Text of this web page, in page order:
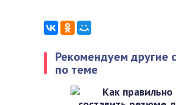
Рекомендуем другие
по теме